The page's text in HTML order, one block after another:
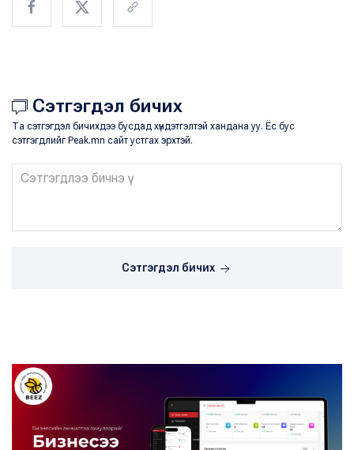
Сэтгэгдэл бичих
Та сэтгэгдэл бичихдээ бусдад хүндэтгэлтэй хандана уу. Ёс бус
сэтгэгдлийг Peak.mn сайт устгах эрхтэй.
Сэтгэгдэл бичих